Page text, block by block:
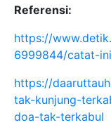
Referensi:
https://
6999844/catat-
https://
tak-kunjung-
doa-tak-terkabul